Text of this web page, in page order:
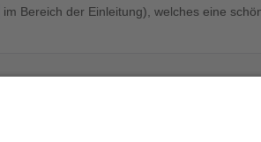
im Bereich der Einleitung), welches eine